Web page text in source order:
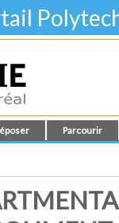
Parcourir